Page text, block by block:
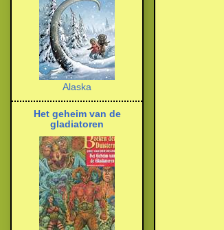
Alaska
Het geheim van de
gladiatoren